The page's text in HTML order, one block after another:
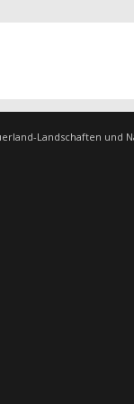
Landschaften und